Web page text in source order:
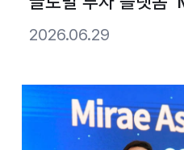
2026.06.29